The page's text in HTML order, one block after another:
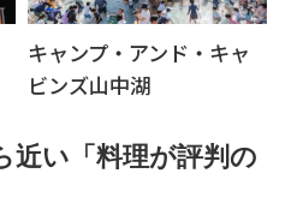
キャンプ・アンド・キャ
ビンズ山中湖
近い「料理が評判の